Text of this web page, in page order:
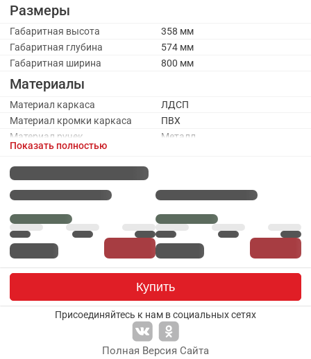
Размеры
Габаритная высота
358 мм
Габаритная глубина
574 мм
Габаритная ширина
800 мм
Материалы
Материал каркаса
ЛДСП
Материал кромки каркаса
ПВХ
Материал ручек
Металл
Материал фасада
Каркас
Наполнение
Цвет каркаса
Дуб Крафт золотой
Фасады
Количество дверей
1
Коричневый
Цвет ручки
Металл
Цвет фасада
Муссон
Показать полностью
Купить
Присоединяйтесь к нам в социальных сетях
Полная Версия Сайта